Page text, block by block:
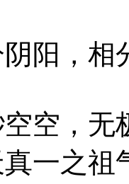
，相
，无
一之祖